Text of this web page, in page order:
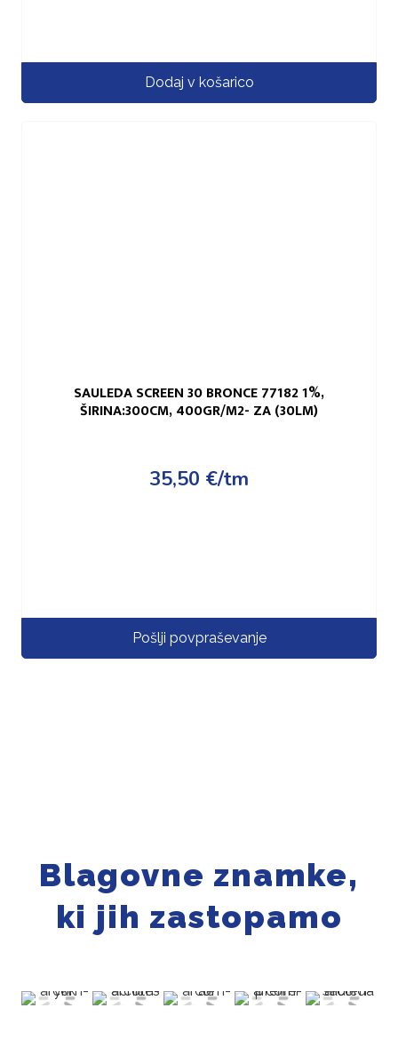
Dodaj v košarico
SAULEDA SCREEN 30 BRONCE 77182 1%,
ŠIRINA:300CM, 400GR/M2- ZA (30LM)
35,50 €/tm
Pošlji povpraševanje
Blagovne znamke,
ki jih zastopamo